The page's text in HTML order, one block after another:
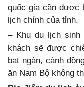
quốc gia cần được
lịch chính của tỉnh.
– Khu du lịch
khách sẽ được
bạt ngàn, cánh
ăn Nam Bộ không